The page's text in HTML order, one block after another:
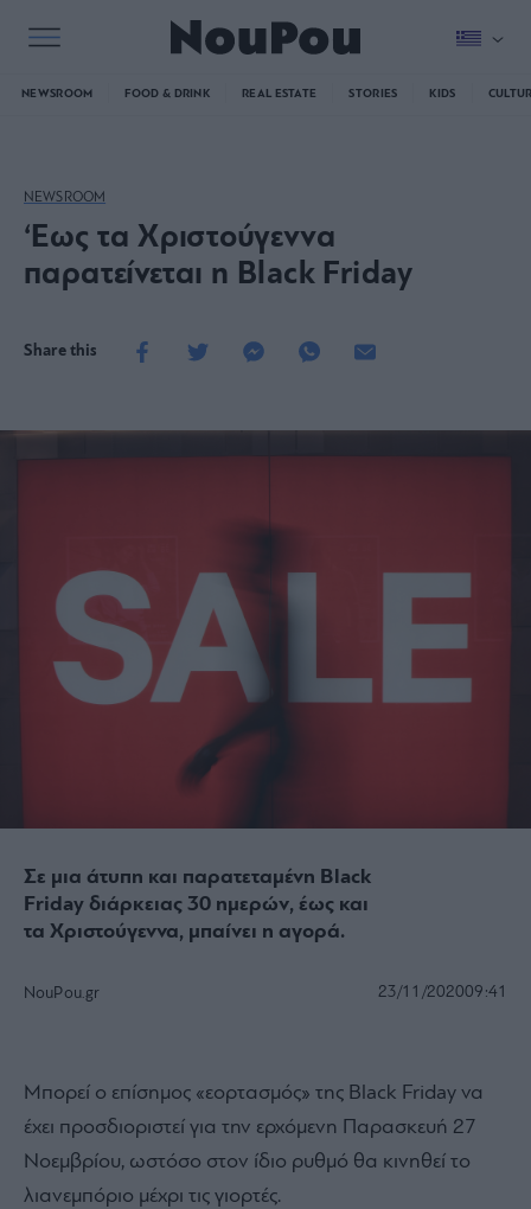
NEWSROOM FOOD & DRINK REAL ESTATE STORIES KIDS
NEWSROOM
‘Εως τα Χριστούγεννα
παρατείνεται η Black Friday
Share this
Σε μια άτυπη και παρατεταμένη Black
Friday διάρκειας 30 ημερών, έως και
τα Χριστούγεννα, μπαίνει η αγορά.
NouPou.gr 23/11/202009:41
Μπορεί ο επίσημος «εορτασμός» της Black Friday να
έχει προσδιοριστεί για την ερχόμενη Παρασκευή 27
Νοεμβρίου, ωστόσο στον ίδιο ρυθμό θα κινηθεί το
λιανεμπόριο μέχρι τις γιορτές.